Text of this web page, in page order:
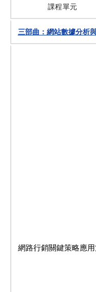
課程單元
三部曲：網站數據分析
網路行銷關鍵策略應用